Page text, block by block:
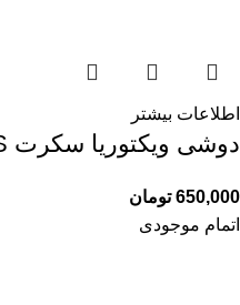
اطلاعات بیشتر
دوشی ویکتوریا سکرت VS
650,000 تومان
اتمام موجودی